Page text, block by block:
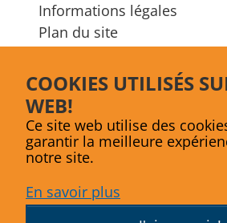
COOKIES UTILISÉS
WEB!
Ce site web utilise des
garantir la meilleure
notre site.
En savoir plus
Informations légales
Plan du site
S'abonner à l’infolettre
FacebookLinkedInBluesky